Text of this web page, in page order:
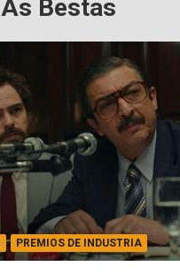
As Bestas
PREMIOS DE INDUSTRIA